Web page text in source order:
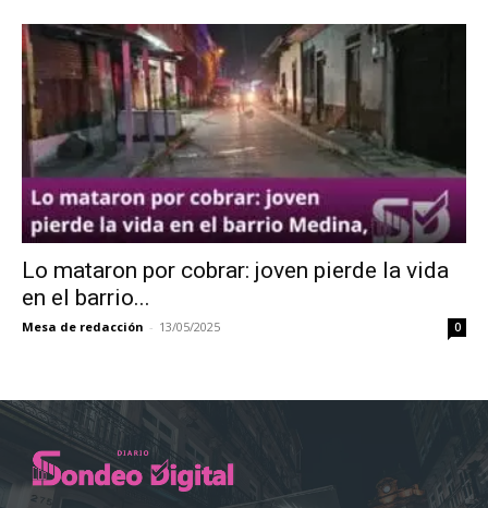
Lo mataron por cobrar: joven pierde la vida
en el barrio...
Mesa de redacción - 13/05/2025 0